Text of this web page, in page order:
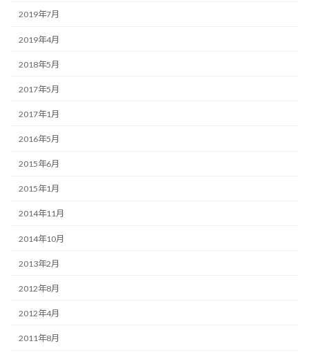
2019年7月
2019年4月
2018年5月
2017年5月
2017年1月
2016年5月
2015年6月
2015年1月
2014年11月
2014年10月
2013年2月
2012年8月
2012年4月
2011年8月